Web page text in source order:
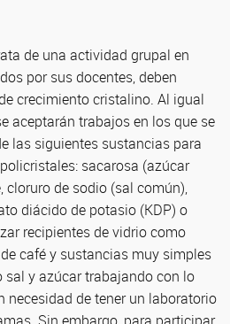
de una actividad grupal en
por sus docentes, deben
crecimiento cristalino. Al igual
aceptarán trabajos en los que se
las siguientes sustancias para
sacarosa (azúcar
cloruro de sodio (sal común),
diácido de potasio (KDP) o
recipientes de vidrio como
café y sustancias muy simples
sal y azúcar trabajando con lo
necesidad de tener un laboratorio